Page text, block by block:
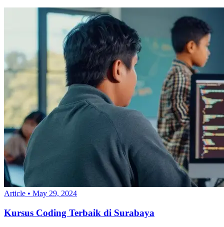
Article • May 29, 2024
Kursus Coding Terbaik di Surabaya